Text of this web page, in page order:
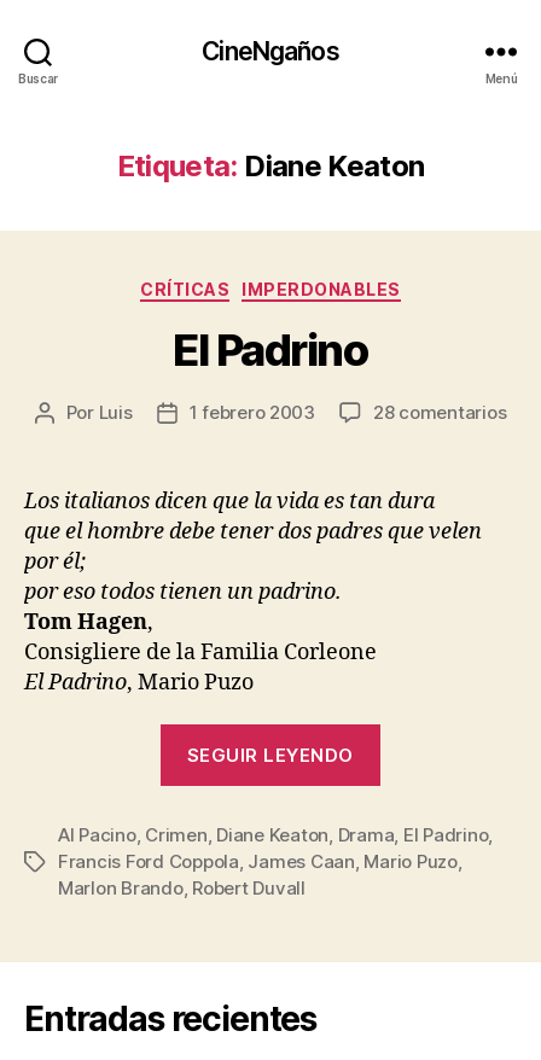
Buscar
CineNgaños
Menú
Etiqueta: Diane Keaton
Categorías
CRÍTICAS IMPERDONABLES
El Padrino
Autor
entrada
Por Luis
Fecha
entrada
1 febrero 2003 28 comentariosen
Los italianos dicen que la vida es tan dura
que el hombre debe tener dos padres que velen
por él;
por eso todos tienen un padrino.
Tom Hagen,
Consigliere de la Familia Corleone
El Padrino, Mario Puzo
SEGUIR LEYENDO
Etiquetas
Al Pacino, Crimen, Diane Keaton, Drama, El Padrino,
Francis Ford Coppola, James Caan, Mario Puzo,
Marlon Brando, Robert Duvall
Entradas recientes